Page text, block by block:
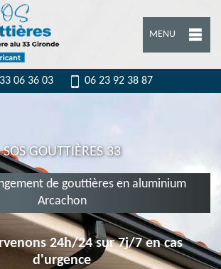
MENU
06 36 03 06 23 92 38 87
SOS GOUTTIÈRES 33
de gouttières en aluminium
Arcachon
24h/24 sur 7j/7 en cas
d'urgence